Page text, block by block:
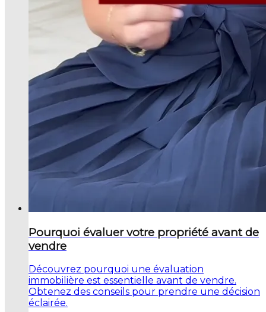
Pourquoi évaluer votre propriété avant de
vendre
Découvrez pourquoi une évaluation
immobilière est essentielle avant de vendre.
Obtenez des conseils pour prendre une décision
éclairée.